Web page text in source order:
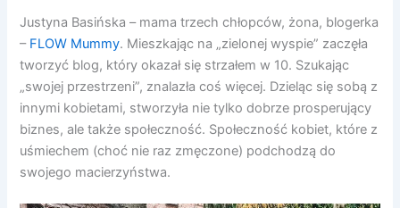
Justyna Basińska – mama trzech chłopców, żona, blogerka
– FLOW Mummy. Mieszkając na „zielonej wyspie” zaczęła
tworzyć blog, który okazał się strzałem w 10. Szukając
„swojej przestrzeni”, znalazła coś więcej. Dzieląc się sobą z
innymi kobietami, stworzyła nie tylko dobrze prosperujący
biznes, ale także społeczność. Społeczność kobiet, które z
uśmiechem (choć nie raz zmęczone) podchodzą do
swojego macierzyństwa.